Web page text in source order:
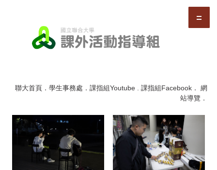
聯大首頁 ． 學生事務處 ． 課指組Youtube . 課指組Facebook ． 網
站導覽 ．